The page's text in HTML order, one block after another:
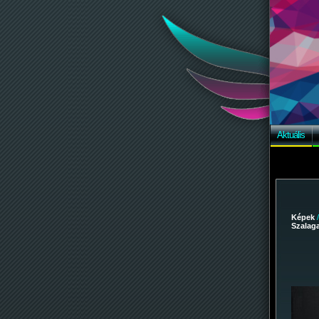
Aktuális
Képek